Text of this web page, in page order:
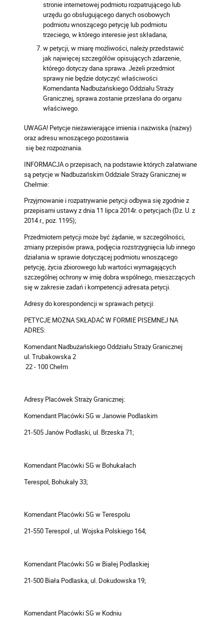
stronie internetowej podmiotu rozpatrującego lub
urzędu go obsługującego danych osobowych
podmiotu wnoszącego petycję lub podmiotu
trzeciego, w którego interesie jest składana;
w petycji, w miarę możliwości, należy przedstawić
jak najwięcej szczegółów opisujących zdarzenie,
którego dotyczy dana sprawa. Jeżeli przedmiot
sprawy nie będzie dotyczyć właściwości
Komendanta Nadbużańskiego Oddziału Straży
Granicznej, sprawa zostanie przesłana do organu
właściwego.
UWAGA! Petycje niezawierające imienia i nazwiska (nazwy)
oraz adresu wnoszącego pozostawia
się bez rozpoznania.
INFORMACJA o przepisach, na podstawie których załatwiane
są petycje w Nadbużańskim Oddziale Straży Granicznej w
Chełmie:
Przyjmowanie i rozpatrywanie petycji odbywa się zgodnie z
przepisami ustawy z dnia 11 lipca 2014r. o petycjach (Dz. U. z
2014 r., poz. 1195);
Przedmiotem petycji może być żądanie, w szczególności,
zmiany przepisów prawa, podjęcia rozstrzygnięcia lub innego
działania w sprawie dotyczącej podmiotu wnoszącego
petycję, życia zbiorowego lub wartości wymagających
szczególnej ochrony w imię dobra wspólnego, mieszczących
się w zakresie zadań i kompetencji adresata petycji.
Adresy do korespondencji w sprawach petycji:
PETYCJE MOŻNA SKŁADAĆ W FORMIE PISEMNEJ NA
ADRES:
Komendant Nadbużańskiego Oddziału Straży Granicznej
ul. Trubakowska 2
22 - 100 Chełm
Adresy Placówek Straży Granicznej:
Komendant Placówki SG w Janowie Podlaskim
21-505 Janów Podlaski, ul. Brzeska 71;
Komendant Placówki SG w Bohukałach
Terespol, Bohukały 33;
Komendant Placówki SG w Terespolu
21-550 Terespol , ul. Wojska Polskiego 164;
Komendant Placówki SG w Białej Podlaskiej
21-500 Biała Podlaska, ul. Dokudowska 19;
Komendant Placówki SG w Kodniu